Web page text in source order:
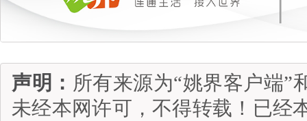
声明： 所有来源为“姚界客户端”
未经本网许可，不得转载！已经